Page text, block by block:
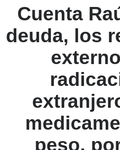
Cuenta
deuda, los
peso,